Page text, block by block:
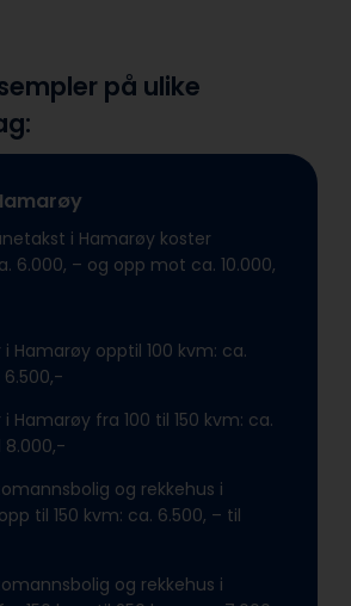
på ulike
i Hamarøy koster
6.000, – og opp mot ca. 10.000,
i Hamarøy opptil 100 kvm: ca.
6.500,-
Hamarøy fra 100 til 150 kvm: ca.
8.000,-
og rekkehus i
til 150 kvm: ca. 6.500, – til
og rekkehus i